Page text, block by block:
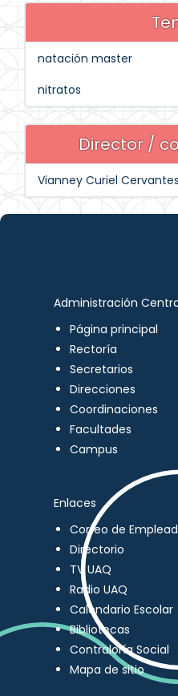
natación master
nitratos
Director /
Vianney Curiel Cervantes
Administración
Página principal
Rectoría
Secretarios
Direcciones
Coordinaciones
Facultades
Campus
Enlaces
Correo de
Directorio
TV UAQ
Radio UAQ
Calendario Escolar
Bibliotecas
Contraloría Social
Mapa de sitio